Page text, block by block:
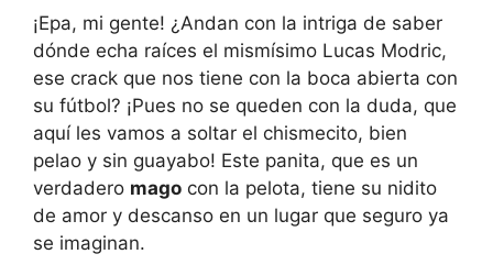
¡Epa, mi gente! ¿Andan con la intriga de saber
dónde echa raíces el mismísimo Lucas Modric,
ese crack que nos tiene con la boca abierta con
su fútbol? ¡Pues no se queden con la duda, que
aquí les vamos a soltar el chismecito, bien
pelao y sin guayabo! Este panita, que es un
verdadero mago con la pelota, tiene su nidito
de amor y descanso en un lugar que seguro ya
se imaginan.